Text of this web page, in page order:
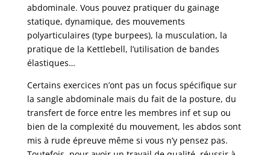
abdominale. Vous pouvez pratiquer du gainage
statique, dynamique, des mouvements
polyarticulaires (type burpees), la musculation, la
pratique de la Kettlebell, l’utilisation de bandes
élastiques…
Certains exercices n’ont pas un focus spécifique sur
la sangle abdominale mais du fait de la posture, du
transfert de force entre les membres inf et sup ou
bien de la complexité du mouvement, les abdos sont
mis à rude épreuve même si vous n’y pensez pas.